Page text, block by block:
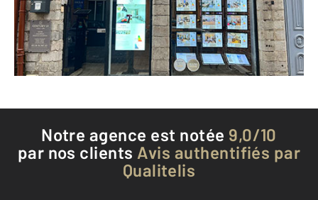
Envoyer un message
Téléphoner à l'agence
Notre agence est notée 9,0/10
par nos clients Avis authentifiés par
Qualitelis